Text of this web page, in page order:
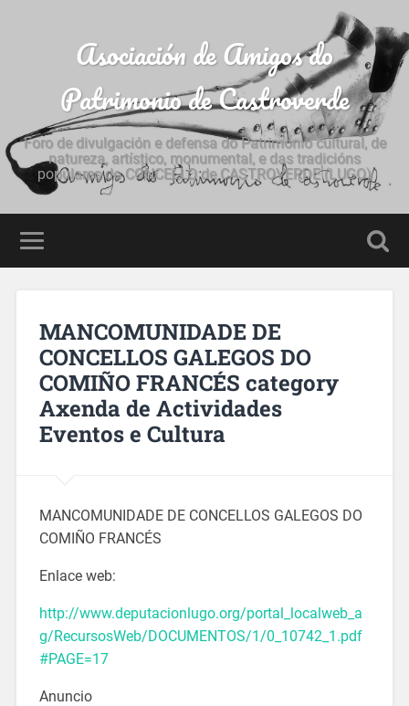
Asociación de Amigos do
Patrimonio de Castroverde
Foro de divulgación e defensa do Patrimonio cultural, de
natureza, artístico, monumental, e das tradicións
populares do CONCELLO de CASTROVERDE (LUGO)
MANCOMUNIDADE DE
CONCELLOS GALEGOS DO
COMIÑO FRANCÉS category
Axenda de Actividades
Eventos e Cultura
MANCOMUNIDADE DE CONCELLOS GALEGOS DO
COMIÑO FRANCÉS
Enlace web:
http://www.deputacionlugo.org/portal_localweb_a
g/RecursosWeb/DOCUMENTOS/1/0_10742_1.pdf
#PAGE=17
Anuncio